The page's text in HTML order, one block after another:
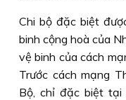
Chi bộ đặc biệt
binh cộng hoà của
vệ binh của cách
Trước cách mạng
Bộ, chỉ đặc biệt tại